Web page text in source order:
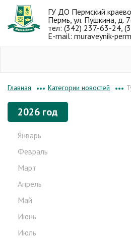
ГУ ДО Пермский
Пермь, ул. Пушкина, д.
тел: (342) 237-63-24,
E-mail: muraveynik-
Главная ••• Категории новостей •••
2026 год
Январь
Февраль
Март
Апрель
Май
Июнь
Июль